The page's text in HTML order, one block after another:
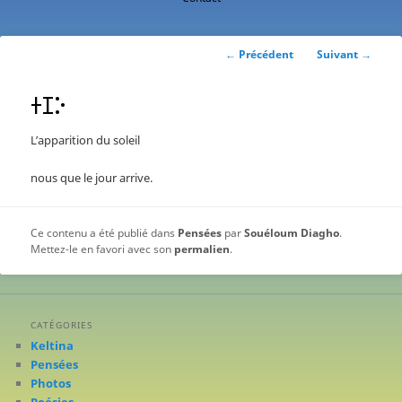
Navigation
← Précédent Suivant →
ⵜⵊⴾ
L’apparition du soleil
nous que le jour arrive.
Ce contenu a été publié dans Pensées parSouéloum Diagho.
Mettez-le en favori avec son permalien.
CATÉGORIES
Keltina
Pensées
Photos